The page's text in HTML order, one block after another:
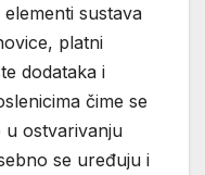
sustava
platni
dodataka i
čime se
u ostvarivanju
se uređuju i